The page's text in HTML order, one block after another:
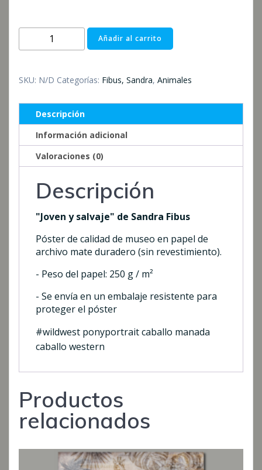
hasta
€73,00
und
cantidad
Añadir al carrito
SKU: N/D Categorías: Fibus, Sandra, Animales
Descripción
Información adicional
Valoraciones (0)
Descripción
"Joven y salvaje" de Sandra Fibus
Póster de calidad de museo en papel de
archivo mate duradero (sin revestimiento).
- Peso del papel: 250 g / m²
- Se envía en un embalaje resistente para
proteger el póster
#wildwest ponyportrait caballo manada
caballo western
Productos
relacionados